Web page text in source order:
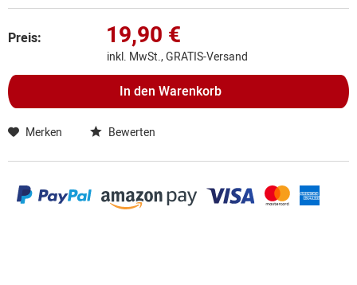
Preis: 19,90 €
inkl. MwSt., GRATIS-Versand
In den Warenkorb
Merken Bewerten